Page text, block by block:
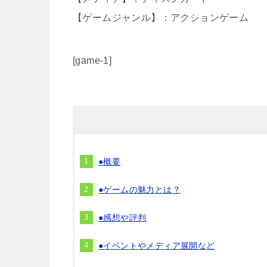
【ゲームジャンル】：アクションゲーム
[game-1]
●概要
●ゲームの魅力とは？
●感想や評判
●イベントやメディア展開など